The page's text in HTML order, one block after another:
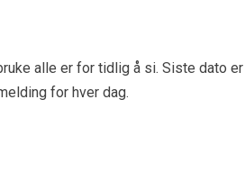
alle er for tidlig å si. Siste dato er
for hver dag.